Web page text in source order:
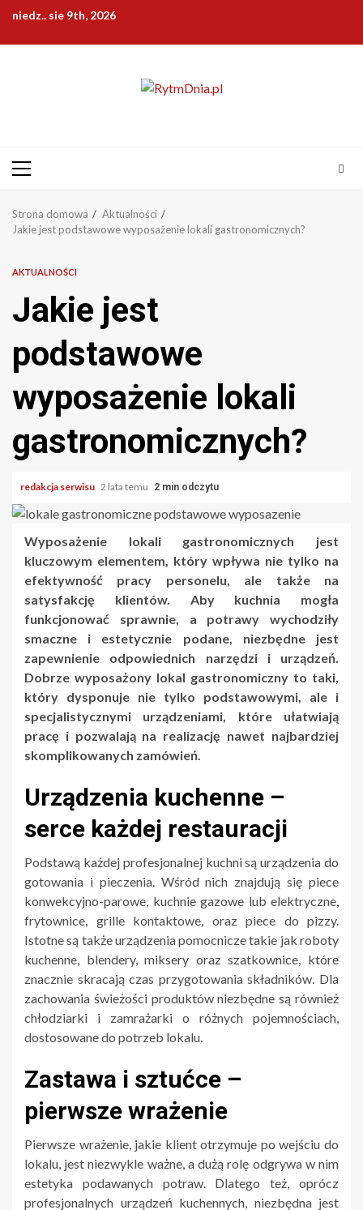
Przejdź
treści
niedz.. sie 9th, 2026
Menu
Strona domowa
Aktualności
Jakie jest podstawowe wyposażenie lokali gastronomicznych?
AKTUALNOŚCI
Jakie jest
podstawowe
wyposażenie lokali
gastronomicznych?
redakcja serwisu 2 lata temu 2 min odczytu
Wyposażenie lokali gastronomicznych jest
kluczowym elementem, który wpływa nie tylko na
efektywność pracy personelu, ale także na
satysfakcję klientów. Aby kuchnia mogła
funkcjonować sprawnie, a potrawy wychodziły
smaczne i estetycznie podane, niezbędne jest
zapewnienie odpowiednich narzędzi i urządzeń.
Dobrze wyposażony lokal gastronomiczny to taki,
który dysponuje nie tylko podstawowymi, ale i
specjalistycznymi urządzeniami, które ułatwiają
pracę i pozwalają na realizację nawet najbardziej
skomplikowanych zamówień.
Urządzenia kuchenne –
serce każdej restauracji
Podstawą każdej profesjonalnej kuchni są urządzenia do
gotowania i pieczenia. Wśród nich znajdują się piece
konwekcyjno-parowe, kuchnie gazowe lub elektryczne,
frytownice, grille kontaktowe, oraz piece do pizzy.
Istotne są także urządzenia pomocnicze takie jak roboty
kuchenne, blendery, miksery oraz szatkownice, które
znacznie skracają czas przygotowania składników. Dla
zachowania świeżości produktów niezbędne są również
chłodziarki i zamrażarki o różnych pojemnościach,
dostosowane do potrzeb lokalu.
Zastawa i sztućce –
pierwsze wrażenie
Pierwsze wrażenie, jakie klient otrzymuje po wejściu do
lokalu, jest niezwykle ważne, a dużą rolę odgrywa w nim
estetyka podawanych potraw. Dlatego też, oprócz
profesjonalnych urządzeń kuchennych, niezbędna jest